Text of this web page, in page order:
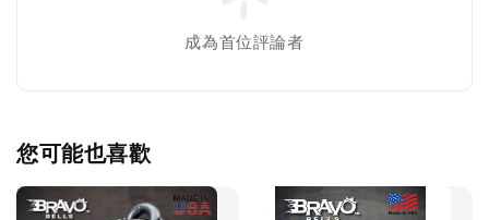
成為首位評論者
您可能也喜歡